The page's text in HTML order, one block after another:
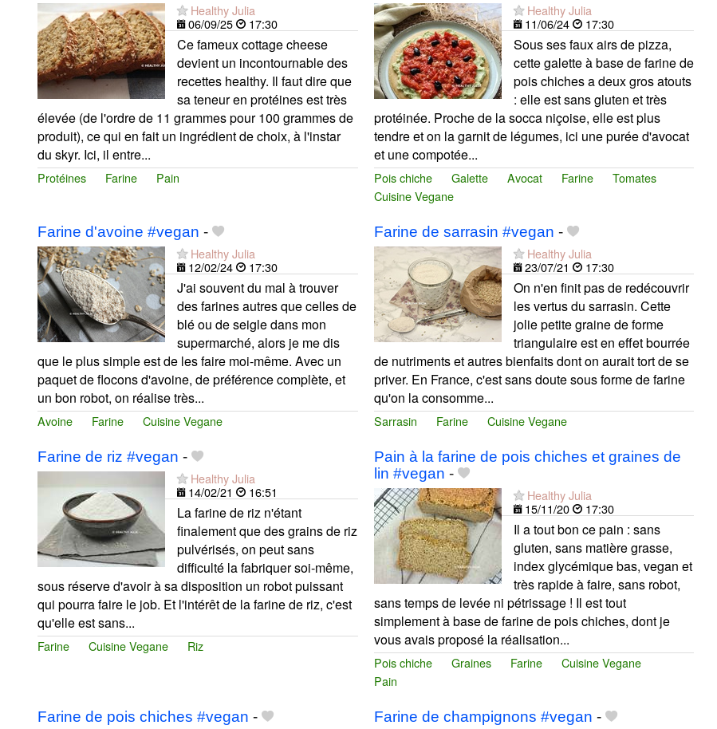
Healthy Julia
06/09/25
17:30
Ce fameux cottage cheese
devient un incontournable des
recettes healthy. Il faut dire que
sa teneur en protéines est très
élevée (de l'ordre de 11 grammes pour 100 grammes de
produit), ce qui en fait un ingrédient de choix, à l'instar
du skyr. Ici, il entre...
Protéines Farine Pain
Healthy Julia
11/06/24
17:30
Sous ses faux airs de pizza,
cette galette à base de farine de
pois chiches a deux gros atouts
: elle est sans gluten et très
protéinée. Proche de la socca niçoise, elle est plus
tendre et on la garnit de légumes, ici une purée d'avocat
et une compotée...
Pois chiche Galette Avocat Farine
Tomates
Cuisine Vegane
Farine d'avoine #vegan -
Healthy Julia
12/02/24
17:30
J'ai souvent du mal à trouver
des farines autres que celles de
blé ou de seigle dans mon
supermarché, alors je me dis
que le plus simple est de les faire moi-même. Avec un
paquet de flocons d'avoine, de préférence complète, et
un bon robot, on réalise très...
Avoine Farine Cuisine Vegane
Farine de sarrasin #vegan -
Healthy Julia
23/07/21
17:30
On n'en finit pas de redécouvrir
les vertus du sarrasin. Cette
jolie petite graine de forme
triangulaire est en effet bourrée
de nutriments et autres bienfaits dont on aurait tort de se
priver. En France, c'est sans doute sous forme de farine
qu'on la consomme...
Sarrasin Farine Cuisine Vegane
Farine de riz #vegan -
Healthy Julia
14/02/21
16:51
La farine de riz n'étant
finalement que des grains de riz
pulvérisés, on peut sans
difficulté la fabriquer soi-même,
sous réserve d'avoir à sa disposition un robot puissant
qui pourra faire le job. Et l'intérêt de la farine de riz, c'est
qu'elle est sans...
Farine Cuisine Vegane Riz
Pain à la farine de pois chiches et graines de
lin #vegan -
Healthy Julia
15/11/20
17:30
Il a tout bon ce pain : sans
gluten, sans matière grasse,
index glycémique bas, vegan et
très rapide à faire, sans robot,
sans temps de levée ni pétrissage ! Il est tout
simplement à base de farine de pois chiches, dont je
vous avais proposé la réalisation...
Pois chiche Graines Farine
Cuisine Vegane
Pain
Farine de pois chiches #vegan -
Farine de champignons #vegan -